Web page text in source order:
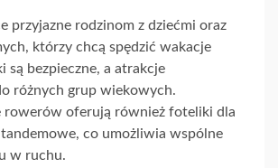
przyjazne rodzinom z dziećmi oraz
którzy chcą spędzić wakacje
są bezpieczne, a atrakcje
różnych grup wiekowych.
rowerów oferują również foteliki dla
co umożliwia wspólne
w ruchu.